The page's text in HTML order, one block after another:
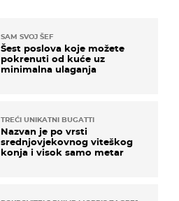
SAM SVOJ ŠEF
Šest poslova koje možete
pokrenuti od kuće uz
minimalna ulaganja
TREĆI UNIKATNI BUGATTI
Nazvan je po vrsti
srednjovjekovnog viteškog
konja i visok samo metar